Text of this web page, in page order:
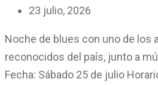
23 julio, 2026
Noche de blues con uno de los
reconocidos del país, junto a
Fecha: Sábado 25 de julio